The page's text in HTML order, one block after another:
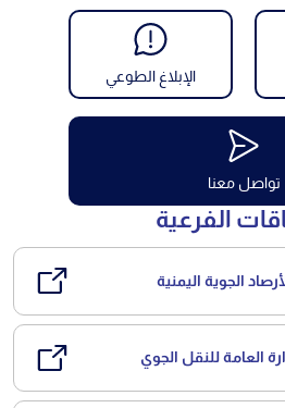
الإبلاغ الطوعي
تواصل معنا
الفرعية
الجوية اليمنية
العامة للنقل الجوي